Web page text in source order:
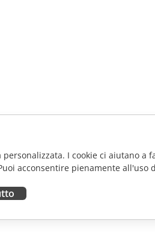
I cookie ci aiutano a
acconsentire pienamente all'uso